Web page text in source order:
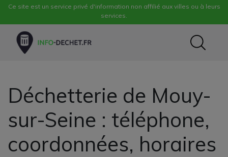
Ce site est un service privé d'information non affilié aux villes ou à leurs
services.
Déchetterie de Mouy-
sur-Seine : téléphone,
coordonnées, horaires